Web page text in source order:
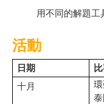
用不同的解題工
活動
日期
十月